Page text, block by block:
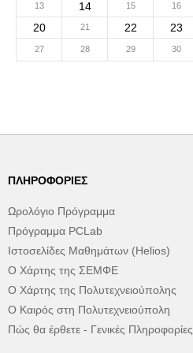
13 14 15 16
20 21 22 23
27 28 29 30
ΠΛΗΡΟΦΟΡΊΕΣ
Ωρολόγιο Πρόγραμμα
Πρόγραμμα PCLab
Ιστοσελίδες Μαθημάτων (Helios)
Ο Χάρτης της ΣΕΜΦΕ
Ο Χάρτης της Πολυτεχνειούπολης
Ο Καιρός στη Πολυτεχνειούπολη
Πώς θα έρθετε - Γενικές Πληροφορίες